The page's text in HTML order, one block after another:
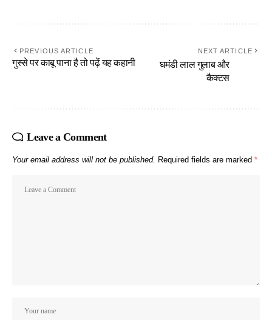
PREVIOUS ARTICLE
गुस्से पर काबू पाना है तो पढ़ें यह कहानी
NEXT ARTICLE
घमंडी लाल गुलाब और
कैक्टस
Leave a Comment
Your email address will not be published. Required fields are marked *